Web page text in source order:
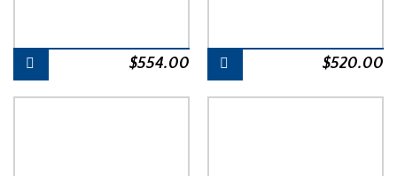
$554.00 $520.00